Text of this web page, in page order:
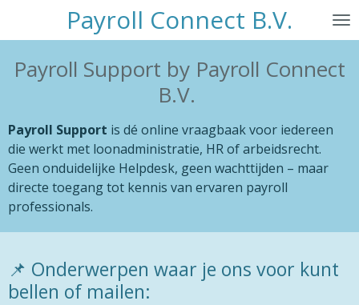
de
Payroll Connect B.V.
Payroll Support by Payroll Connect
B.V.
Payroll Support is dé online vraagbaak voor iedereen
die werkt met loonadministratie, HR of arbeidsrecht.
Geen onduidelijke Helpdesk, geen wachttijden – maar
directe toegang tot kennis van ervaren payroll
professionals.
📌 Onderwerpen waar je ons voor kunt
bellen of mailen: